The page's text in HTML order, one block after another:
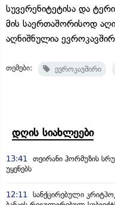
სუვერენიტეტისა და
მის საერთაშორისოდ
აღნიშნულია
თემები: ევროკავშირი
დღის სიახლეები
13:41
თეირანი ჰორმუზის
უყენებს
12:11
სანქცირებული